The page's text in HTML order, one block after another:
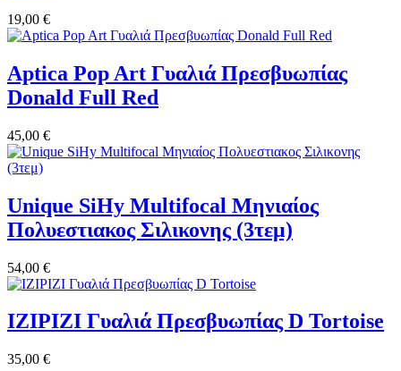
19,00 €
Aptica Pop Art Γυαλιά Πρεσβυωπίας
Donald Full Red
45,00 €
Unique SiHy Multifocal Μηνιαίος
Πολυεστιακος Σιλικονης (3τεμ)
54,00 €
IZIPIZI Γυαλιά Πρεσβυωπίας D Tortoise
35,00 €